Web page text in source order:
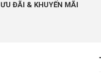
ƯU ĐÃI & KHUYẾN MÃI